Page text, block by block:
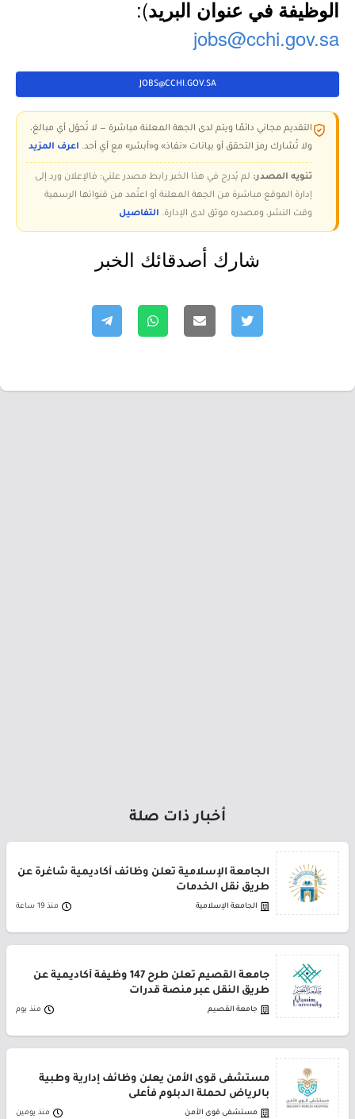
الوظيفة في عنوان البريد):
jobs@cchi.gov.sa
JOBS@CCHI.GOV.SA
التقديم مجاني دائمًا ويتم لدى الجهة المعلنة مباشرة — لا تُحوّل أي مبالغ،
ولا تُشارك رمز التحقق أو بيانات «نفاذ» و«أبشر» مع أي أحد. اعرف المزيد
تنويه المصدر: لم يُدرج في هذا الخبر رابط مصدر علني؛ فالإعلان ورد إلى
إدارة الموقع مباشرة من الجهة المعلنة أو اعتُمد من قنواتها الرسمية
وقت النشر، ومصدره موثق لدى الإدارة. التفاصيل
شارك أصدقائك الخبر
أخبار ذات صلة
الجامعة الإسلامية تعلن وظائف أكاديمية شاغرة عن
طريق نقل الخدمات
الجامعة الإسلامية منذ 19 ساعة
جامعة القصيم تعلن طرح 147 وظيفة أكاديمية عن
طريق النقل عبر منصة قدرات
جامعة القصيم منذ يوم
مستشفى قوى الأمن يعلن وظائف إدارية وطبية
بالرياض لحملة الدبلوم فأعلى
مستشفى قوى الأمن منذ يومين